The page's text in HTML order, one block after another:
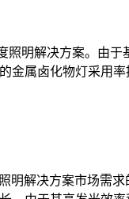
明解决方案。由
属卤化物灯采用率
解决方案市场需求